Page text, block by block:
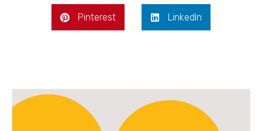
Pinterest LinkedIn